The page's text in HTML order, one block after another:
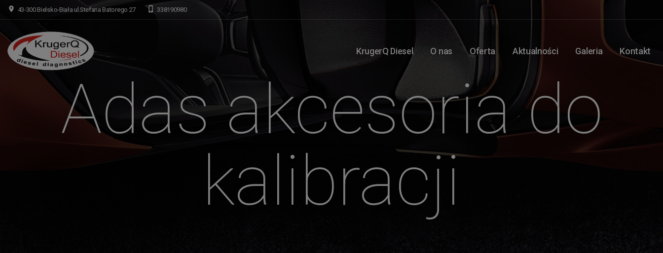
43-300 Bielsko-Biała ul.Stefana Batorego 27 338190980
KrugerQ Diesel O nas Oferta Aktualności Galeria Kontakt
Adas akcesoria do
kalibracji